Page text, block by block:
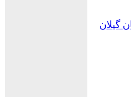
گیلان